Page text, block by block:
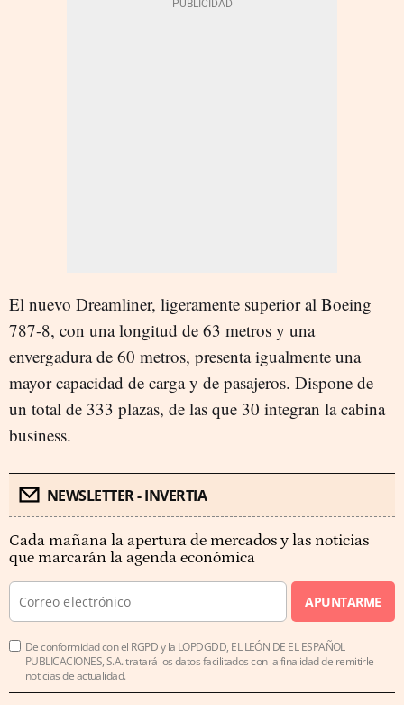
El nuevo Dreamliner, ligeramente superior al Boeing
787-8, con una longitud de 63 metros y una
envergadura de 60 metros, presenta igualmente una
mayor capacidad de carga y de pasajeros. Dispone de
un total de 333 plazas, de las que 30 integran la cabina
business.
NEWSLETTER - INVERTIA
Cada mañana la apertura de mercados y las noticias
que marcarán la agenda económica
APUNTARME
De conformidad con el RGPD y la LOPDGDD, EL LEÓN DE EL ESPAÑOL
PUBLICACIONES, S.A. tratará los datos facilitados con la finalidad de remitirle
noticias de actualidad.